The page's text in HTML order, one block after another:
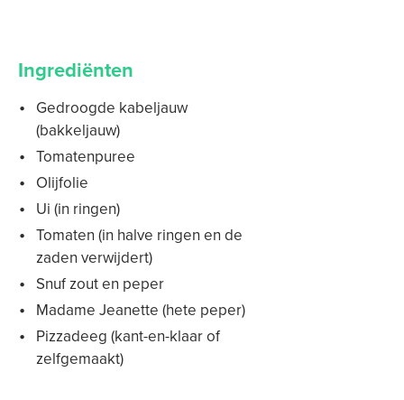
Ingrediënten
Gedroogde kabeljauw
(bakkeljauw)
Tomatenpuree
Olijfolie
Ui (in ringen)
Tomaten (in halve ringen en de
zaden verwijdert)
Snuf zout en peper
Madame Jeanette (hete peper)
Pizzadeeg (kant-en-klaar of
zelfgemaakt)